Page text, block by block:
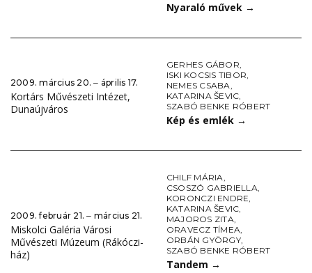
Nyaraló művek →
2009. március 20. ‒ április 17.
Kortárs Művészeti Intézet,
Dunaújváros
GERHES GÁBOR,
ISKI KOCSIS TIBOR,
NEMES CSABA,
KATARINA ŠEVIC,
SZABÓ BENKE RÓBERT
Kép és emlék →
2009. február 21. ‒ március 21.
Miskolci Galéria Városi
Művészeti Múzeum (Rákóczi-
ház)
CHILF MÁRIA,
CSOSZÓ GABRIELLA,
KORONCZI ENDRE,
KATARINA ŠEVIC,
MAJOROS ZITA,
ORAVECZ TÍMEA,
ORBÁN GYÖRGY,
SZABÓ BENKE RÓBERT
Tandem →